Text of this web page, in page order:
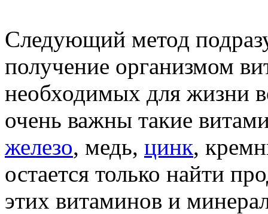
Следующий метод
получение организмом
необходимых для жизни
очень важны такие
железо, медь, цинк,
остается только найти
этих витаминов и